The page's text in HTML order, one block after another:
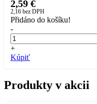
2,59 €
2,16 bez DPH
Přidáno do košíku!
-
+
Kúpiť
Produkty v akcii